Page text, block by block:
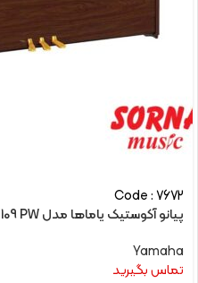
Code : 7672
پیانو آکوستیک یاماها مدل JU109 PW
Yamaha
تماس بگیرید